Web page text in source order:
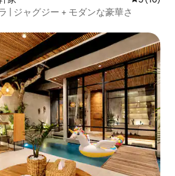
| ジャグジー + モダンな豪華さ
スです。